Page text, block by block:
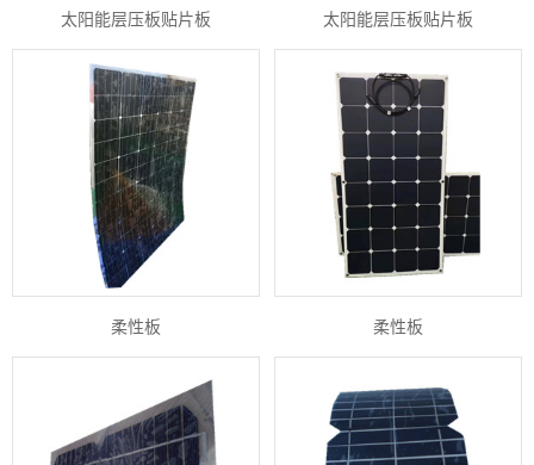
太阳能层压板贴片板 太阳能层压板贴片板
柔性板 柔性板